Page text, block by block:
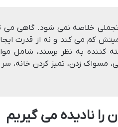
خلاصه نمی شود. گاهی می
کم می کند و نه از قدرت
کننده به نظر برسند، شامل
مسواک زدن، تمیز کردن خانه،